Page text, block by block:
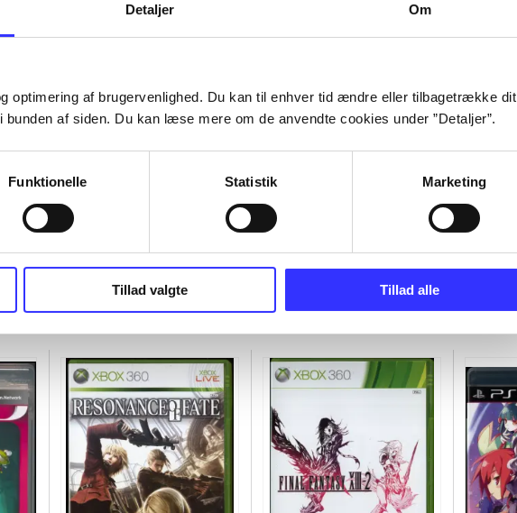
Detaljer Om
optimering af brugervenlighed. Du kan til enhver tid ændre eller tilbagetrække dit
af siden. Du kan læse mere om de anvendte cookies under ”Detaljer”.
Funktionelle Statistik Marketing
Tillad valgte Tillad alle